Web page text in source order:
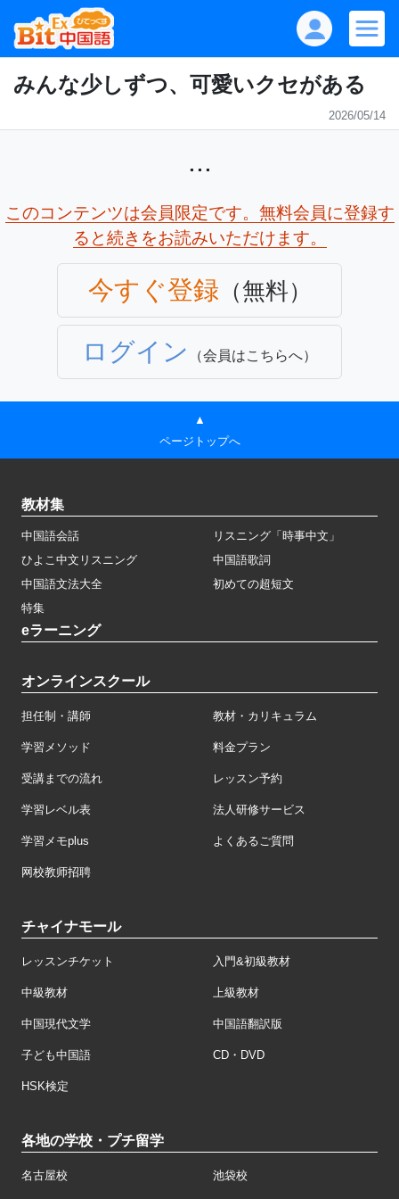
みんな少しずつ、可愛いクセがある
2026/05/14
...
このコンテンツは会員限定です。無料会員に登録す
ると続きをお読みいただけます。
今すぐ登録 （無料）
ログイン （会員はこちらへ）
▲
ページトップへ
教材集
中国語会話
リスニング「時事中文」
ひよこ中文リスニング
中国語歌詞
中国語文法大全
初めての超短文
特集
eラーニング
オンラインスクール
担任制・講師 教材・カリキュラム
学習メソッド 料金プラン
受講までの流れ レッスン予約
学習レベル表 法人研修サービス
学習メモplus よくあるご質問
网校教师招聘
チャイナモール
レッスンチケット 入門&初級教材
中級教材 上級教材
中国現代文学 中国語翻訳版
子ども中国語 CD・DVD
HSK検定
各地の学校・プチ留学
名古屋校 池袋校